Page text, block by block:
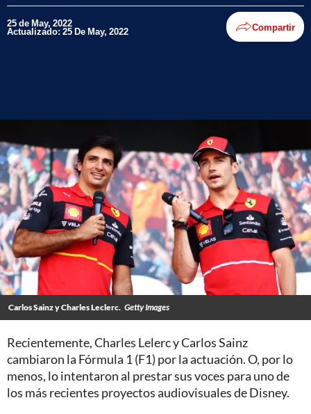
25 de May, 2022
Actualizado: 25 De May, 2022 Compartir
Carlos Sainz y Charles Leclerc. Getty Images
Recientemente, Charles Lelerc y Carlos Sainz
cambiaron la Fórmula 1 (F1) por la actuación. O, por lo
menos, lo intentaron al prestar sus voces para uno de
los más recientes proyectos audiovisuales de Disney.